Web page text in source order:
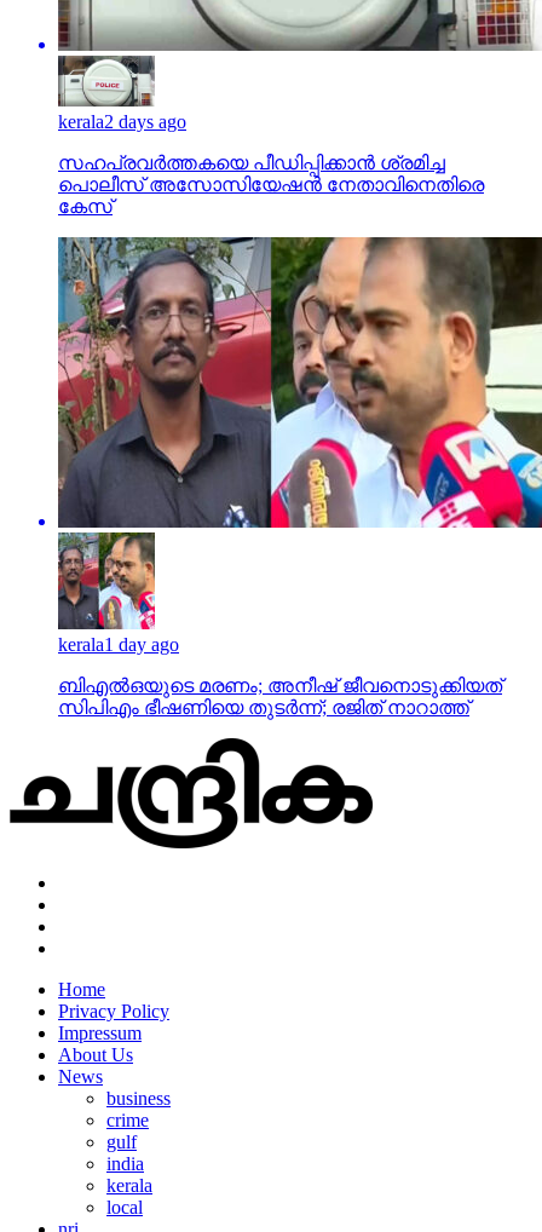
kerala2 days ago
സഹപ്രവര്‍ത്തകയെ പീഡിപ്പിക്കാന്‍ ശ്രമിച്ച
കേസ്
kerala1 day ago
ബിഎല്‍ഒയുടെ മരണം; അനീഷ് ജീവനൊടുക്കിയത്
Impressum
About Us
News
business
gulf
india
kerala
local
Copyright © 2022 Designed by Techblasters LLP